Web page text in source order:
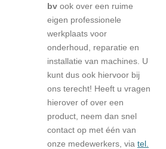
bv ook over een ruime
eigen professionele
werkplaats voor
onderhoud, reparatie en
installatie van machines. U
kunt dus ook hiervoor bij
ons terecht! Heeft u vragen
hierover of over een
product, neem dan snel
contact op met één van
onze medewerkers, via tel.